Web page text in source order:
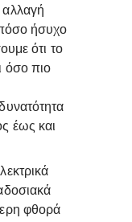
πόσο ήσυχο
ότι το
όσο πιο
έως και
φθορά